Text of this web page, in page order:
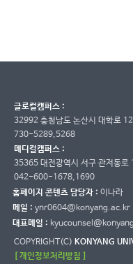
글로컬캠퍼스 :
32992 충청남도 논산시 대학로
730-5289,5268
메디컬캠퍼스 :
35365 대전광역시 서구 관저동
042-600-1678,1690
홈페이지 콘텐츠 담당자 : 이나라
메일 : ynr0604@konyang.ac.kr
대표메일 :
COPYRIGHT(C) KONYANG
[ 개인정보처리방침 ]